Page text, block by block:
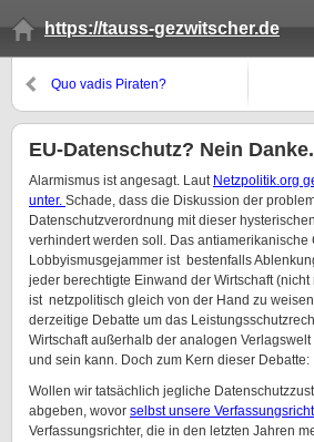
https://tauss-gezwitscher.de
Quo vadis Piraten?
EU-Datenschutz? Nein Danke.
Alarmismus ist angesagt. Laut Netzpolitik.org
unter. Schade, dass die Diskussion der
Datenschutzverordnung mit dieser
verhindert werden soll. Das antiamerikanische
Lobbyismusgejammer ist bestenfalls
jeder berechtigte Einwand der Wirtschaft
ist netzpolitisch gleich von der Hand zu
derzeitige Debatte um das
Wirtschaft außerhalb der analogen
und sein kann. Doch zum Kern dieser Debatte:
Wollen wir tatsächlich jegliche
abgeben, wovor selbst unsere
Verfassungsrichter, die in den letzten Jahren